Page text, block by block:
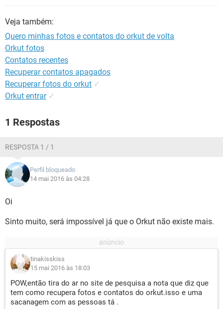
Veja também:
Quero minhas fotos e contatos do orkut de volta
Orkut fotos
Contatos recentes
Recuperar contatos apagados
Recuperar fotos do orkut ✓
Orkut entrar ✓
1 Respostas
RESPOSTA 1 / 1
Perfil bloqueado
14 mai 2016 às 04:28
Oi
Sinto muito, será impossível já que o Orkut não existe mais.
tinakisskiss
15 mai 2016 às 18:03
POW,então tira do ar no site de pesquisa a nota que diz que
tem como recupera fotos e contatos do orkut.isso e uma
sacanagem com as pessoas tá .